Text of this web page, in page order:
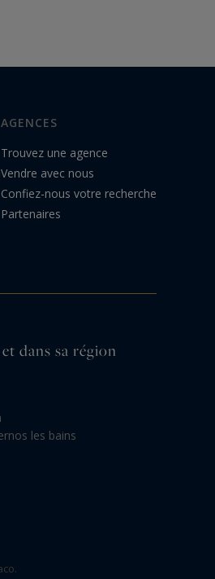
AGENCES
Trouvez une agence
Vendre avec nous
Confiez-nous votre recherche
Partenaires
dans sa région
les bains